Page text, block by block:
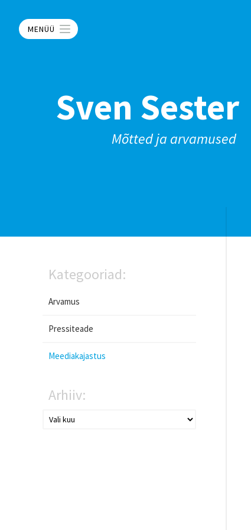
MENÜÜ
Sven Sester
Mõtted ja arvamused
Kategooriad:
Arvamus
Pressiteade
Meediakajastus
Arhiiv: